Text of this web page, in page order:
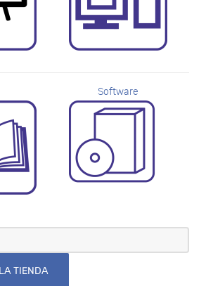
Software